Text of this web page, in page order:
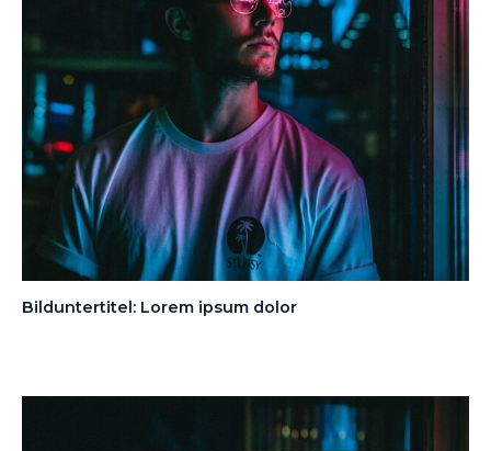
Bilduntertitel: Lorem ipsum dolor